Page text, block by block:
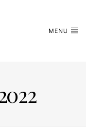
MENU